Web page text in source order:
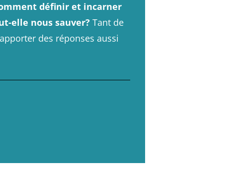
définir et incarner
elle nous sauver? Tant de
des réponses aussi